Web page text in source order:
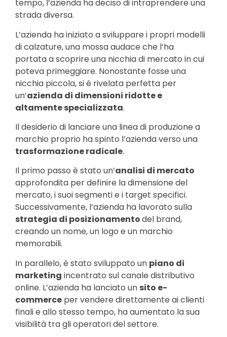
tempo, l’azienda ha deciso di intraprendere una
strada diversa.
L’azienda ha iniziato a sviluppare i propri modelli
di calzature, una mossa audace che l’ha
portata a scoprire una nicchia di mercato in cui
poteva primeggiare. Nonostante fosse una
nicchia piccola, si è rivelata perfetta per
un’azienda di dimensioni ridotte e
altamente specializzata.
Il desiderio di lanciare una linea di produzione a
marchio proprio ha spinto l’azienda verso una
trasformazione radicale.
Il primo passo è stato un’analisi di mercato
approfondita per definire la dimensione del
mercato, i suoi segmenti e i target specifici.
Successivamente, l’azienda ha lavorato sulla
strategia di posizionamentodel brand,
creando un nome, un logo e un marchio
memorabili.
In parallelo, è stato sviluppato un piano di
marketing incentrato sul canale distributivo
online. L’azienda ha lanciato un sito e-
commerce per vendere direttamente ai clienti
finali e allo stesso tempo, ha aumentato la sua
visibilità tra gli operatori del settore.